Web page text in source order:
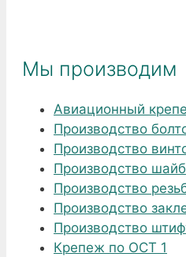
Мы производим
Авиационный
Производство
Производство
Производство шайб
Производство
Производство
Производство
Крепеж по ОСТ 1